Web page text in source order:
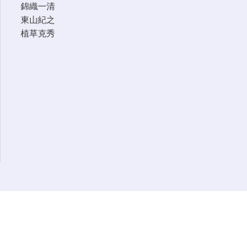
錦織一清
東山紀之
植草克秀